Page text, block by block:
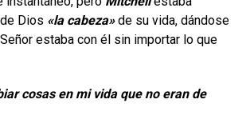
Dios «la cabeza»de su vida, dándose
estaba con él sin importar lo que
cosas en mi vida que no eran de